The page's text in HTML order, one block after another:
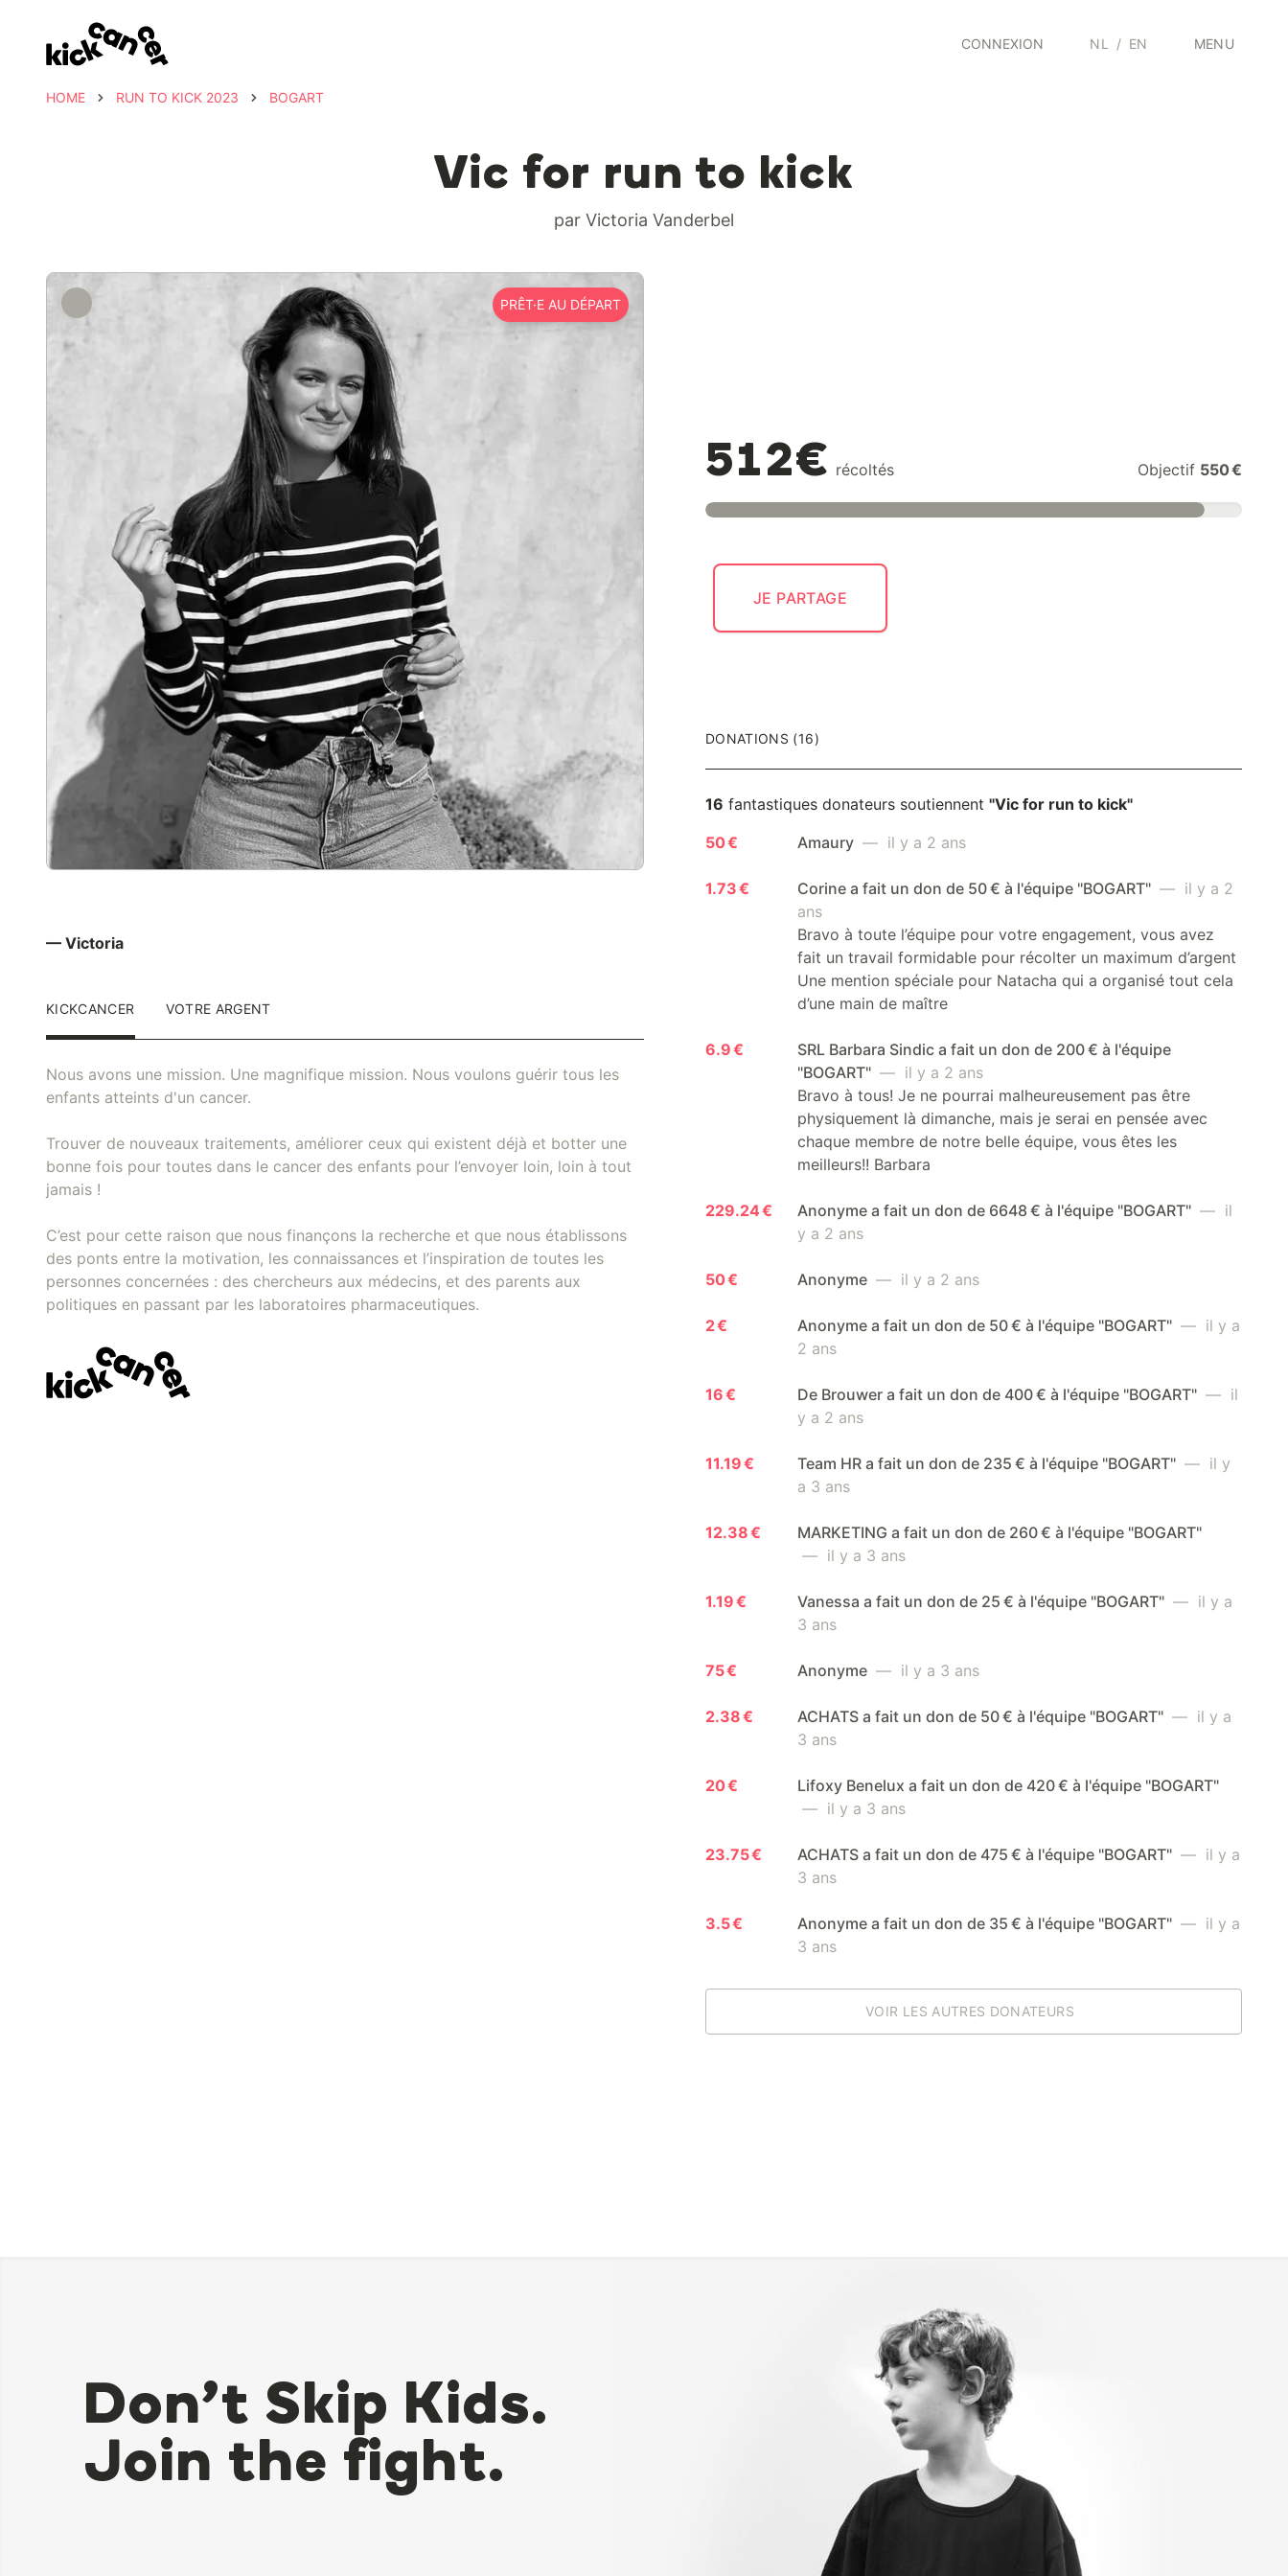
CONNEXION NL / EN MENU
HOME RUN TO KICK 2023 BOGART
Vic for run to kick
par Victoria Vanderbel
PRÊT·E AU DÉPART
512€ récoltés Objectif 550 €
JE PARTAGE
— Victoria
KICKCANCER VOTRE ARGENT
Nous avons une mission. Une magnifique mission. Nous voulons guérir tous les
enfants atteints d'un cancer.
Trouver de nouveaux traitements, améliorer ceux qui existent déjà et botter une
bonne fois pour toutes dans le cancer des enfants pour l’envoyer loin, loin à tout
jamais !
C’est pour cette raison que nous finançons la recherche et que nous établissons
des ponts entre la motivation, les connaissances et l’inspiration de toutes les
personnes concernées : des chercheurs aux médecins, et des parents aux
politiques en passant par les laboratoires pharmaceutiques.
DONATIONS (16)
16 fantastiques donateurs soutiennent "Vic for run to kick"
50 €
Amaury — il y a 2 ans
1.73 € Corine a fait un don de 50 € à l'équipe "BOGART" — il y a 2
ans
Bravo à toute l’équipe pour votre engagement, vous avez
fait un travail formidable pour récolter un maximum d’argent
Une mention spéciale pour Natacha qui a organisé tout cela
d’une main de maître
6.9 €
SRL Barbara Sindic a fait un don de 200 € à l'équipe
"BOGART" — il y a 2 ans
Bravo à tous! Je ne pourrai malheureusement pas être
physiquement là dimanche, mais je serai en pensée avec
chaque membre de notre belle équipe, vous êtes les
meilleurs!! Barbara
229.24 € Anonyme a fait un don de 6648 € à l'équipe "BOGART" — il
y a 2 ans
50 € Anonyme — il y a 2 ans
2 € Anonyme a fait un don de 50 € à l'équipe "BOGART" — il y a
2 ans
16 € De Brouwer a fait un don de 400 € à l'équipe "BOGART" — il
y a 2 ans
11.19 € Team HR a fait un don de 235 € à l'équipe "BOGART" — il y
a 3 ans
12.38 €
MARKETING a fait un don de 260 € à l'équipe "BOGART"
— il y a 3 ans
1.19 € Vanessa a fait un don de 25 € à l'équipe "BOGART" — il y a
3 ans
75 € Anonyme — il y a 3 ans
2.38 € ACHATS a fait un don de 50 € à l'équipe "BOGART" — il y a
3 ans
20 €
Lifoxy Benelux a fait un don de 420 € à l'équipe "BOGART"
— il y a 3 ans
23.75 € ACHATS a fait un don de 475 € à l'équipe "BOGART" — il y a
3 ans
3.5 € Anonyme a fait un don de 35 € à l'équipe "BOGART" — il y a
3 ans
VOIR LES AUTRES DONATEURS
Don’t Skip Kids.
Join the fight.